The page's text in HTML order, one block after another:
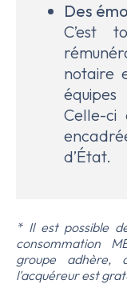
Des
C’est
notaire
Celle-ci
d’État.
* Il est possible
consommation
groupe adhère,
l'acquéreur est